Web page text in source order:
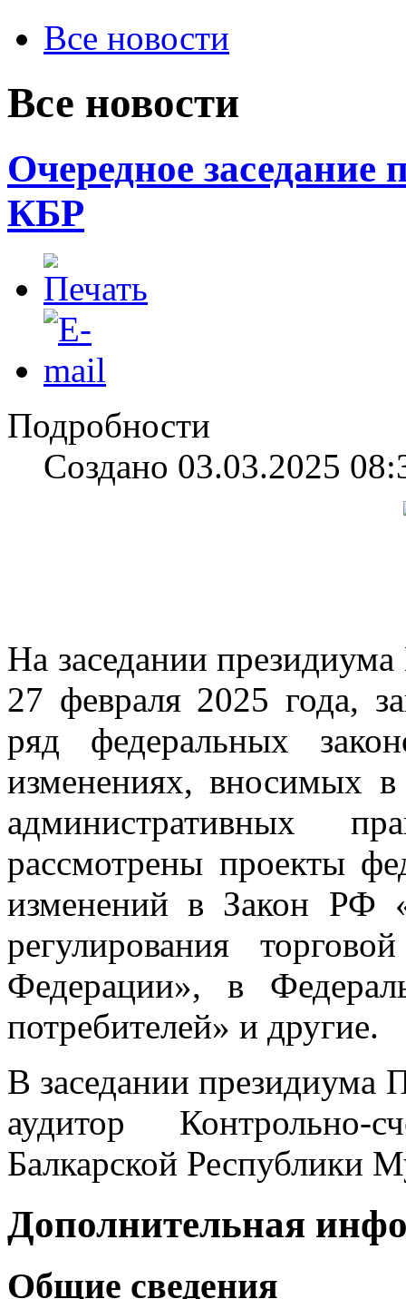
Все новости
Все новости
Очередное
КБР
Подробности
Создано 03.03.2025
На заседании
27 февраля 2025 года,
ряд федеральных
изменениях, вносимых
административных
рассмотрены проекты
изменений в Закон РФ
регулирования
Федерации», в
потребителей» и другие.
В заседании президиума
аудитор Контрольно-
Балкарской Республики
Дополнительная
Общие сведения